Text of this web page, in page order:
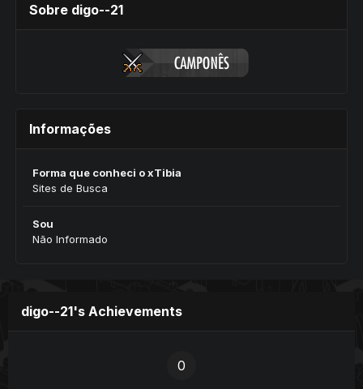
Sobre digo--21
Informações
Forma que conheci o xTibia
Sites de Busca
Sou
Não Informado
digo--21's Achievements
0